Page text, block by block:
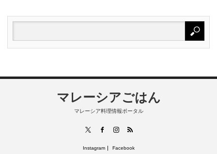
マレーシアごはん
マレーシア料理情報ポータル
FacebookInstagram
RSS
Instagram Facebook